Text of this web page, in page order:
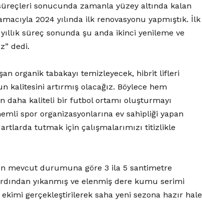
sonucunda zamanla yüzey altında kalan
2024 yılında ilk renovasyonu yapmıştık. İlk
süreç sonunda şu anda ikinci yenileme ve
dedi.
organik tabakayı temizleyecek, hibrit lifleri
kalitesini artırmış olacağız. Böylece hem
daha kaliteli bir futbol ortamı oluşturmayı
spor organizasyonlarına ev sahipliği yapan
tutmak için çalışmalarımızı titizlikle
mevcut durumuna göre 3 ila 5 santimetre
yıkanmış ve elenmiş dere kumu serimi
gerçekleştirilerek saha yeni sezona hazır hale